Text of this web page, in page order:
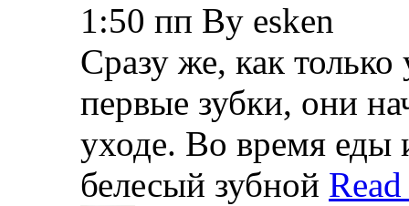
1:50 пп By esken
Сразу же, как
первые зубки, они
уходе. Во время еды
белесый зубной